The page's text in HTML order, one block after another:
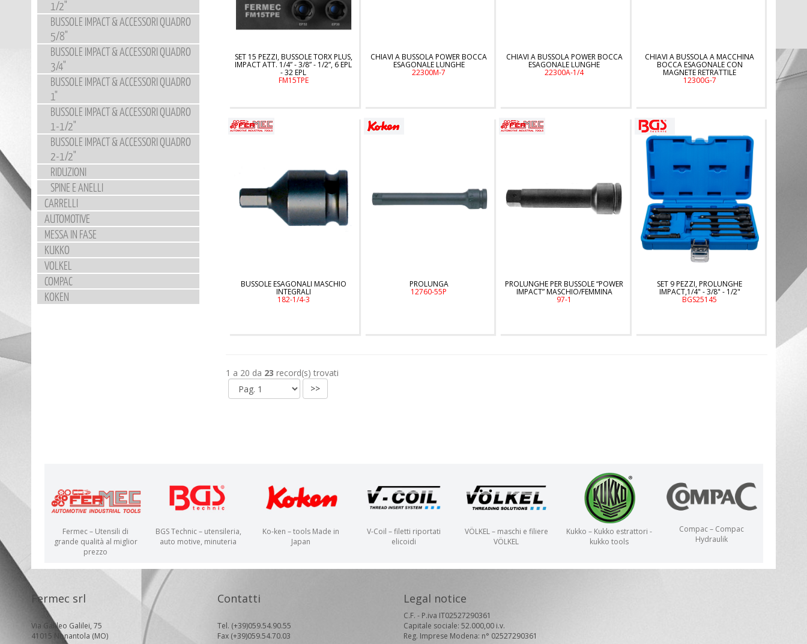
1/2"
BUSSOLE IMPACT & ACCESSORI QUADRO
5/8"
BUSSOLE IMPACT & ACCESSORI QUADRO
3/4"
BUSSOLE IMPACT & ACCESSORI QUADRO
1"
BUSSOLE IMPACT & ACCESSORI QUADRO
1-1/2"
BUSSOLE IMPACT & ACCESSORI QUADRO
2-1/2"
RIDUZIONI
SPINE E ANELLI
CARRELLI
AUTOMOTIVE
MESSA IN FASE
KUKKO
VOLKEL
COMPAC
KOKEN
SET 15 PEZZI, BUSSOLE TORX PLUS,
IMPACT ATT. 1/4” - 3/8” - 1/2”, 6 EPL
- 32 EPL
FM15TPE
CHIAVI A BUSSOLA POWER BOCCA
ESAGONALE LUNGHE
22300M-7
CHIAVI A BUSSOLA POWER BOCCA
ESAGONALE LUNGHE
22300A-1/4
CHIAVI A BUSSOLA A MACCHINA
BOCCA ESAGONALE CON
MAGNETE RETRATTILE
12300G-7
BUSSOLE ESAGONALI MASCHIO
INTEGRALI
182-1/4-3
PROLUNGA
12760-55P
PROLUNGHE PER BUSSOLE “POWER
IMPACT” MASCHIO/FEMMINA
97-1
SET 9 PEZZI, PROLUNGHE
IMPACT,1/4" - 3/8" - 1/2"
BGS25145
1 a 20 da 23 record(s) trovati
>>
Fermec – Utensili di
grande qualità al miglior
prezzo
BGS Technic – utensileria,
auto motive, minuteria
Ko-ken – tools Made in
Japan
V-Coil – filetti riportati
elicoidi
VÖLKEL – maschi e filiere
VÖLKEL
Kukko – Kukko estrattori -
kukko tools
Compac – Compac
Hydraulik
Fermec srl
Via Galileo Galilei, 75
41015 Nonantola (MO)
Contatti
Tel. (+39)059.54.90.55
Fax (+39)059.54.70.03
Legal notice
C.F. - P.iva IT02527290361
Capitale sociale: 52.000,00 i.v.
Reg. Imprese Modena: n° 02527290361